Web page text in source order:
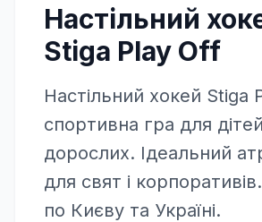
Настільний
Stiga Play Off
Настільний хокей Stiga
спортивна гра для дітей
дорослих. Ідеальний
для свят і
по Києву та Україні.